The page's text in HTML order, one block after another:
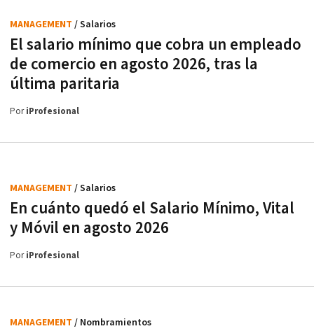
El salario mínimo que cobra un empleado
de comercio en agosto 2026, tras la
última paritaria
MANAGEMENT / Salarios
PoriProfesional
En cuánto quedó el Salario Mínimo, Vital
y Móvil en agosto 2026
MANAGEMENT / Salarios
PoriProfesional
MANAGEMENT / Nombramientos